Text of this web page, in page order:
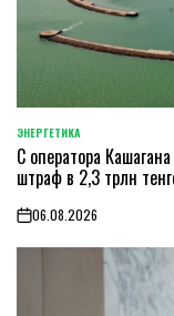
POSTED
IN
ЭНЕРГЕТИКА
С оператора
штраф в 2,3 трлн
on06.08.2026